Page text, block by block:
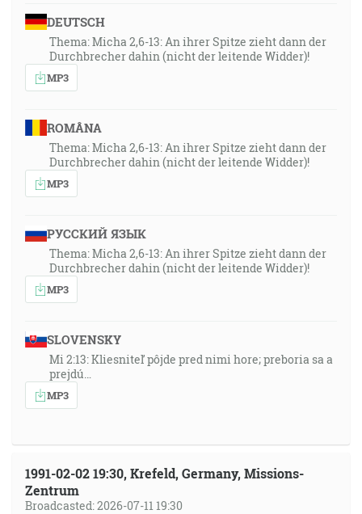
DEUTSCH
Thema: Micha 2,6-13: An ihrer Spitze zieht dann der
Durchbrecher dahin (nicht der leitende Widder)!
MP3
ROMÂNA
Thema: Micha 2,6-13: An ihrer Spitze zieht dann der
Durchbrecher dahin (nicht der leitende Widder)!
MP3
РУССКИЙ ЯЗЫК
Thema: Micha 2,6-13: An ihrer Spitze zieht dann der
Durchbrecher dahin (nicht der leitende Widder)!
MP3
SLOVENSKY
Mi 2:13: Kliesniteľ pôjde pred nimi hore; preboria sa a
prejdú…
MP3
1991-02-02 19:30, Krefeld, Germany, Missions-
Zentrum
Broadcasted: 2026-07-11 19:30